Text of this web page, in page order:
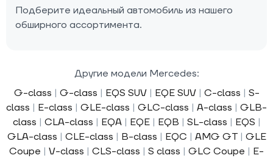
Подберите идеальный автомобиль из нашего
обширного ассортимента.
Другие модели Mercedes:
G-class | G-class | EQS SUV| EQE SUV| C-class | S-
class | E-class | GLE-class | GLC-class | A-class | GLB-
class | CLA-class | EQA| EQE| EQB | SL-class | EQS |
GLA-class | CLE-class | B-class | EQC | AMG GT| GLE
Coupe | V-class | CLS-class | S class | GLC Coupe | E-